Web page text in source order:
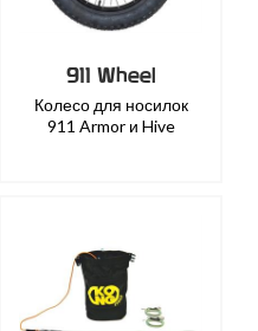
911 Wheel
Колесо для носилок
911 Armor и Hive